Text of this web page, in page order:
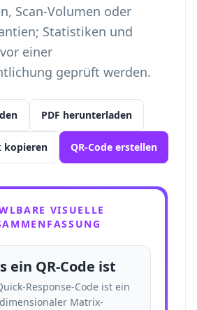
Scan-Volumen oder
Statistiken und
einer
geprüft werden.
PDF herunterladen
kopieren QR-Code erstellen
VISUELLE
ein QR-Code ist
Response-Code ist ein
Matrix-